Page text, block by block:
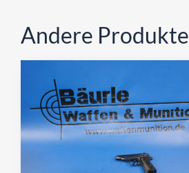
Andere Produkte